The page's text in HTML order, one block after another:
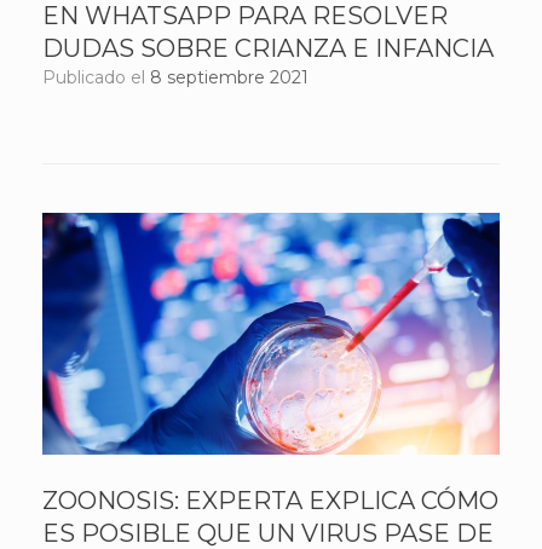
EN WHATSAPP PARA RESOLVER
DUDAS SOBRE CRIANZA E INFANCIA
Publicado el 8 septiembre 2021
ZOONOSIS: EXPERTA EXPLICA CÓMO
ES POSIBLE QUE UN VIRUS PASE DE